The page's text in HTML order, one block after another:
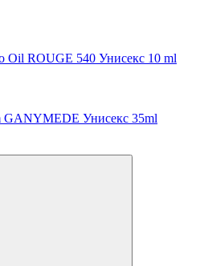
Oil ROUGE 540 Унисекс 10 ml